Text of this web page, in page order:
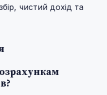
чистий дохід та